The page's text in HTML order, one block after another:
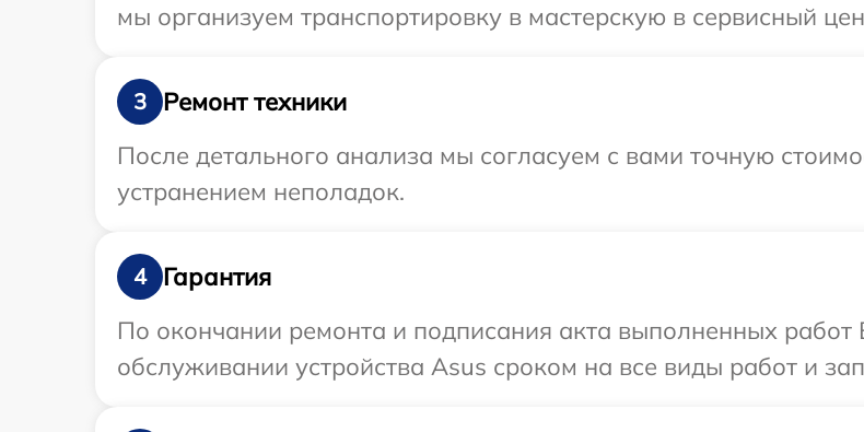
мы организуем транспортировку в мастерскую в сервисный
3
Ремонт техники
После детального анализа мы согласуем с вами точную
устранением неполадок.
4
Гарантия
По окончании ремонта и подписания акта выполненных
обслуживании устройства Asus сроком на все виды работ и